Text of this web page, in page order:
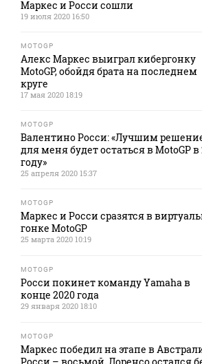
Маркес и Росси сошли
19 июля 2020 16:50
MOTOGP
Алекс Маркес выиграл кибергонку
MotoGP, обойдя брата на последнем
круге
17 мая 2020 18:19
MOTOGP
Валентино Росси: «Лучшим
для меня будет остаться в MotoGP в
году»
25 апреля 2020 15:37
MOTOGP
Маркес и Росси сразятся в
гонке MotoGP
25 марта 2020 10:19
MOTOGP
Росси покинет команду Yamaha в
конце 2020 года
29 января 2020 18:10
MOTOGP
Маркес победил на этапе в